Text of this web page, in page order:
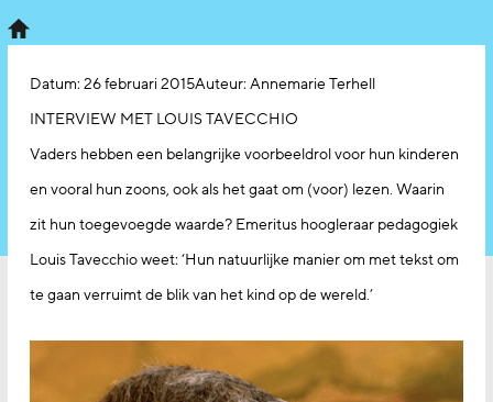
Datum: 26 februari 2015Auteur: Annemarie Terhell
INTERVIEW MET LOUIS TAVECCHIO
Vaders hebben een belangrijke voorbeeldrol voor hun kinderen
en vooral hun zoons, ook als het gaat om (voor) lezen. Waarin
zit hun toegevoegde waarde? Emeritus hoogleraar pedagogiek
Louis Tavecchio weet: ‘Hun natuurlijke manier om met tekst om
te gaan verruimt de blik van het kind op de wereld.’